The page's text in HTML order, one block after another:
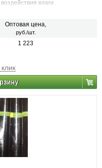
влаги.
Оптовая цена,
руб./шт.
1 223